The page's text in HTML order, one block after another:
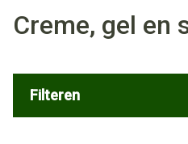
Creme, gel en
Filteren